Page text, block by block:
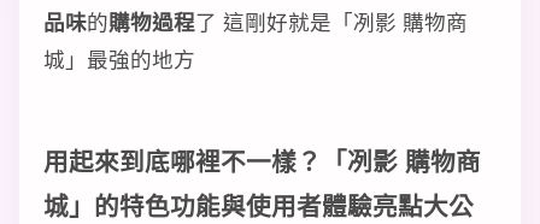
品味的購物過程了 這剛好就是「冽影 購物商
城」最強的地方
用起來到底哪裡不一樣？「冽影 購物商
城」的特色功能與使用者體驗亮點大公